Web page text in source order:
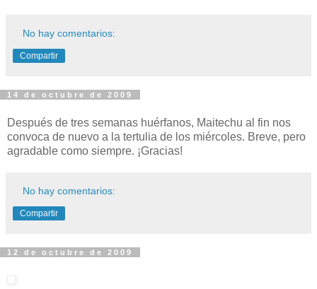
No hay comentarios:
Compartir
14 de octubre de 2009
Después de tres semanas huérfanos, Maitechu al fin nos
convoca de nuevo a la tertulia de los miércoles. Breve, pero
agradable como siempre. ¡Gracias!
No hay comentarios:
Compartir
12 de octubre de 2009